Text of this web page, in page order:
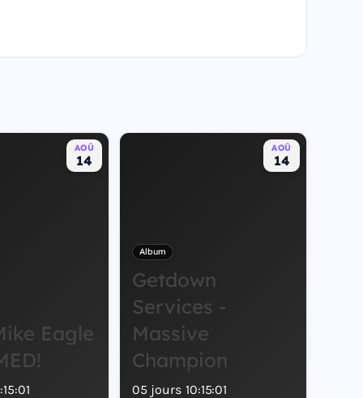
AOÛ
14
Eagle
:15:00
AOÛ
14
Album
Getdown
Services -
Massive
Champion
05 jours 10:15:00